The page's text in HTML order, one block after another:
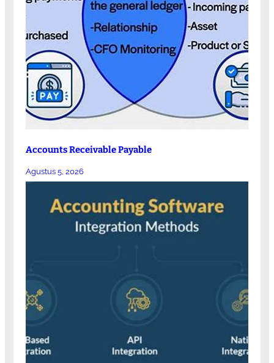
Accounts Receivable Payable
Agustus 5, 2026